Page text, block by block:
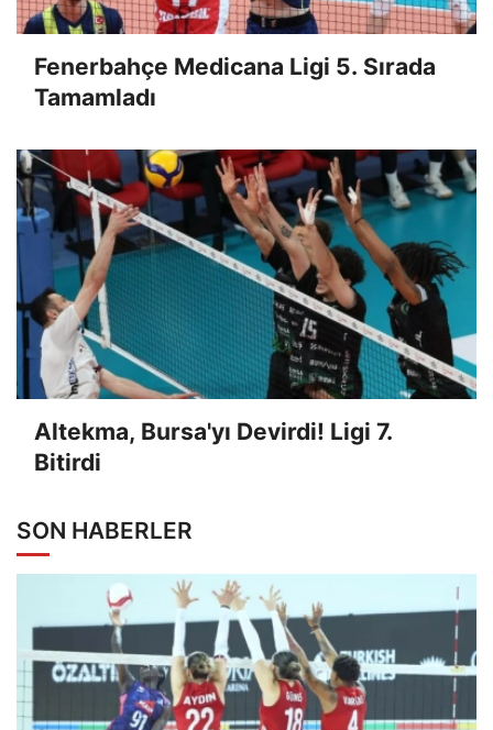
Fenerbahçe Medicana Ligi 5. Sırada
Tamamladı
Altekma, Bursa'yı Devirdi! Ligi 7.
Bitirdi
SON HABERLER